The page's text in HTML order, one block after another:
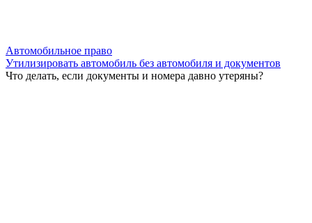
Автомобильное право
Утилизировать автомобиль без автомобиля и документов
Что делать, если документы и номера давно утеряны?